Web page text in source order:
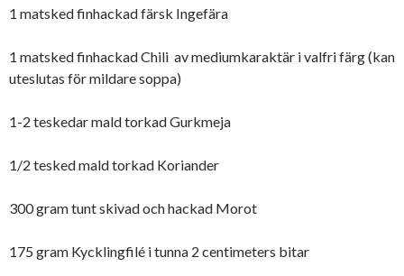
1 matsked finhackad färsk Ingefära
1 matsked finhackad Chili av mediumkaraktär i valfri färg (kan
uteslutas för mildare soppa)
1-2 teskedar mald torkad Gurkmeja
1/2 tesked mald torkad Koriander
300 gram tunt skivad och hackad Morot
175 gram Kycklingfilé i tunna 2 centimeters bitar